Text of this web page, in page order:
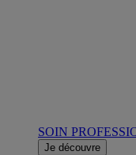
SOIN
Je découvre